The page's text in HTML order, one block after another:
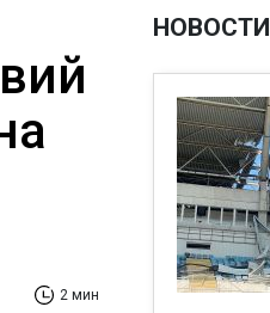
2 мин
НОВОСТИ